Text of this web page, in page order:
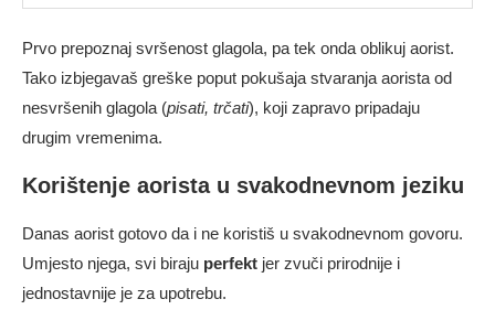
Prvo prepoznaj svršenost glagola, pa tek onda oblikuj aorist.
Tako izbjegavaš greške poput pokušaja stvaranja aorista od
nesvršenih glagola (pisati, trčati), koji zapravo pripadaju
drugim vremenima.
Korištenje aorista u svakodnevnom jeziku
Danas aorist gotovo da i ne koristiš u svakodnevnom govoru.
Umjesto njega, svi biraju perfekt jer zvuči prirodnije i
jednostavnije je za upotrebu.